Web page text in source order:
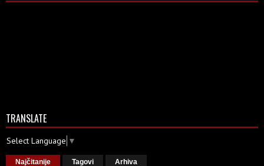
TRANSLATE
Select Language ▼
Najčitanije Tagovi Arhiva